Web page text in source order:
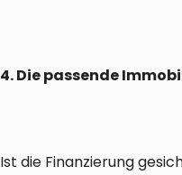
4. Die passende
Ist die Finanzierung